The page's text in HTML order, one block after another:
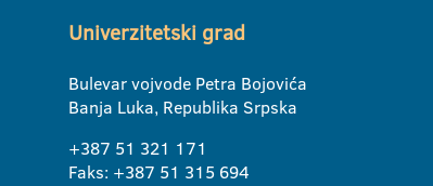
Univerzitetski grad
Bulevar vojvode Petra Bojovića
Banja Luka, Republika Srpska
+387 51 321 171
Faks: +387 51 315 694